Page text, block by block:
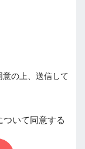
意の上、送信して
ついて同意する